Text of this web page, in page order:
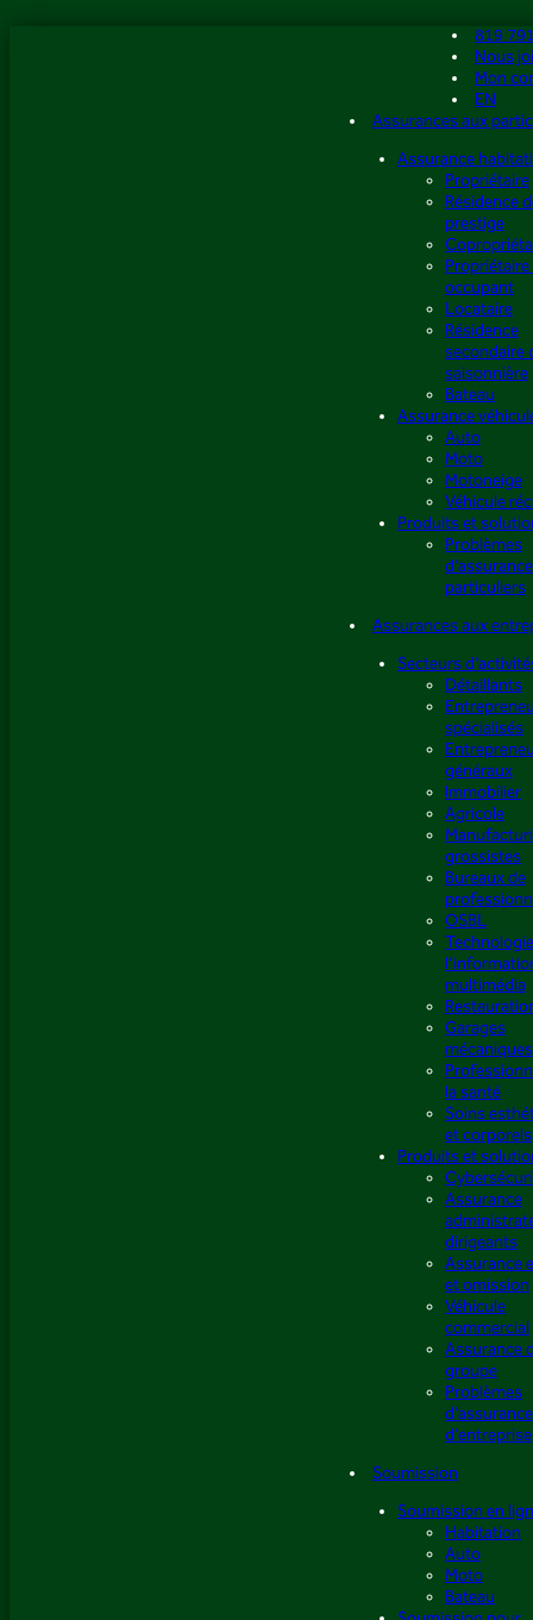
819
Nous
Mon
EN
Assurances aux
Assurance
Propriétaire
Résidence
prestige
occupant
Locataire
Résidence
secondaire
saisonnière
Bateau
Assurance
Auto
Moto
Motoneige
Véhicule
Produits et
Problèmes
particuliers
Assurances aux
Secteurs
Détaillants
spécialisés
généraux
Immobilier
Agricole
grossistes
Bureaux de
OSBL
multimédia
Garages
mécaniques
la santé
Soins
et corporels
Produits et
Assurance
dirigeants
Assurance
et omission
Véhicule
commercial
Assurance
groupe
Problèmes
d’entreprise
Soumission
Soumission en
Habitation
Auto
Moto
Bateau